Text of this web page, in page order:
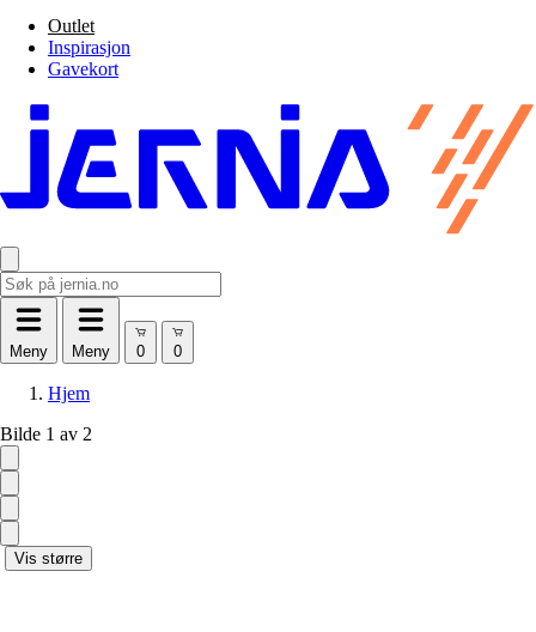
Outlet
Inspirasjon
Gavekort
Meny Meny
Hjem
Bilde 1 av 2
Vis større